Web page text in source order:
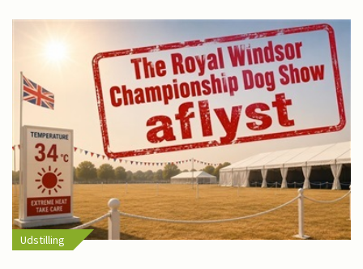
Udstilling